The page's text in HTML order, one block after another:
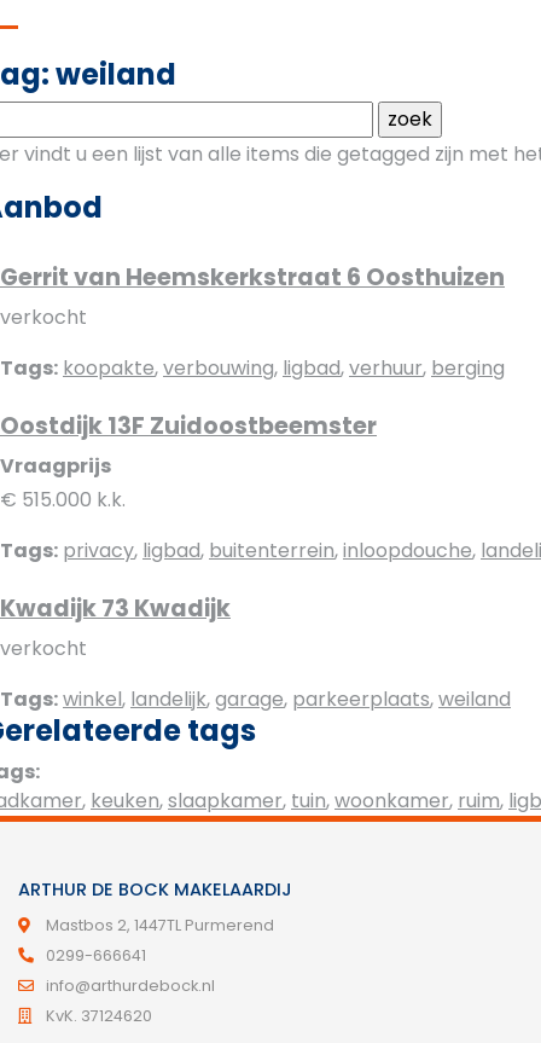
weiland
vindt u een lijst van alle items die getagged zijn met
Gerrit van Heemskerkstraat 6 Oosthuizen
verkocht
Tags: koopakte,verbouwing, ligbad,verhuur, berging
Oostdijk 13F Zuidoostbeemster
Vraagprijs
€ 515.000 k.k.
Tags: privacy, ligbad, buitenterrein,inloopdouche,
Kwadijk 73 Kwadijk
verkocht
Tags:winkel, landelijk,garage, parkeerplaats,weiland
tags
, keuken,slaapkamer, tuin,woonkamer, ruim,
ARTHUR DE BOCK MAKELAARDIJ
Mastbos 2, 1447TL Purmerend
0299-666641
info@arthurdebock.nl
KvK. 37124620